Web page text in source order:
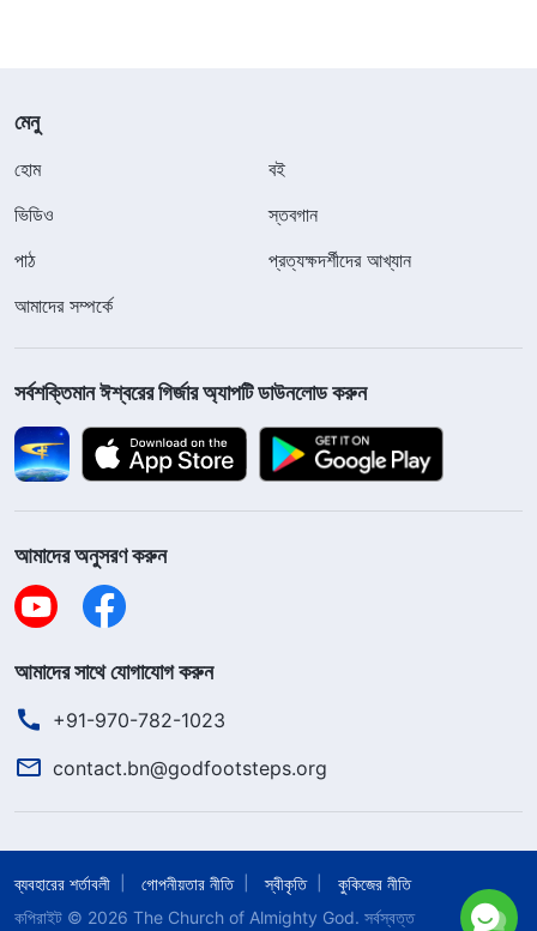
মেনু
হোম
বই
ভিডিও
স্তবগান
পাঠ
প্রত্যক্ষদর্শীদের আখ্যান
আমাদের সম্পর্কে
সর্বশক্তিমান ঈশ্বরের গির্জার অ্যাপটি ডাউনলোড করুন
আমাদের অনুসরণ করুন
আমাদের সাথে যোগাযোগ করুন
+91-970-782-1023
contact.bn@godfootsteps.org
ব্যবহারের শর্তাবলী গোপনীয়তার নীতি স্বীকৃতি
কুকিজের নীতি
কপিরাইট © 2026 The Church of Almighty God. সর্বস্বত্ত